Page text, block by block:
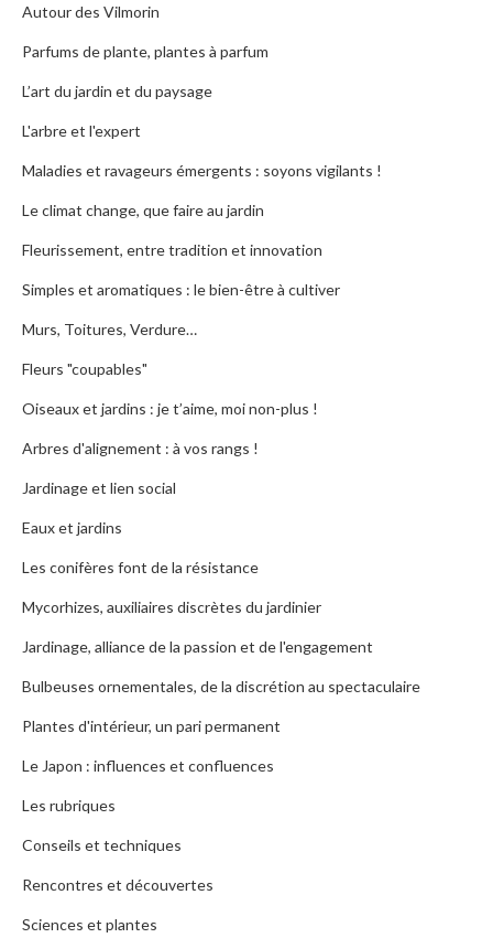
Autour des Vilmorin
Parfums de plante, plantes à parfum
L’art du jardin et du paysage
L'arbre et l'expert
Maladies et ravageurs émergents : soyons vigilants !
Le climat change, que faire au jardin
Fleurissement, entre tradition et innovation
Simples et aromatiques : le bien-être à cultiver
Murs, Toitures, Verdure…
Fleurs "coupables"
Oiseaux et jardins : je t’aime, moi non-plus !
Arbres d'alignement : à vos rangs !
Jardinage et lien social
Eaux et jardins
Les conifères font de la résistance
Mycorhizes, auxiliaires discrètes du jardinier
Jardinage, alliance de la passion et de l'engagement
Bulbeuses ornementales, de la discrétion au spectaculaire
Plantes d'intérieur, un pari permanent
Le Japon : influences et confluences
Les rubriques
Conseils et techniques
Rencontres et découvertes
Sciences et plantes